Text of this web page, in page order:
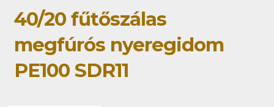
40/20 fűtőszálas
megfúrós nyeregidom
PE100 SDR11